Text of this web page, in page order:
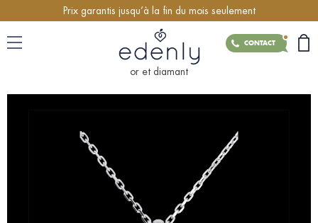
Prix garantis jusqu’à la fin du mois seulement
CONTACT
or et diamant